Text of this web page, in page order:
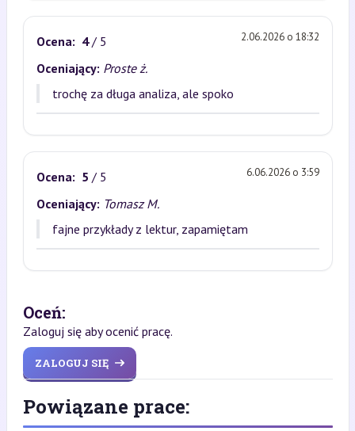
Ocena: 4 / 5 2.06.2026 o 18:32
Oceniający: Proste ż.
trochę za długa analiza, ale spoko
Ocena: 5 / 5 6.06.2026 o 3:59
Oceniający: Tomasz M.
fajne przykłady z lektur, zapamiętam
Oceń:
Zaloguj się aby ocenić pracę.
ZALOGUJ SIĘ
Powiązane prace: